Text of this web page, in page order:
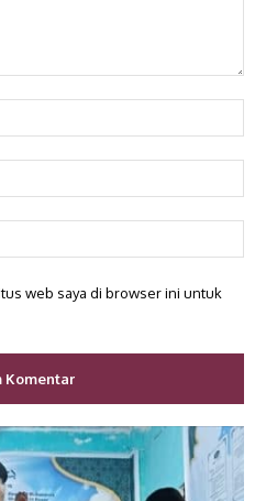
web saya di browser ini untuk